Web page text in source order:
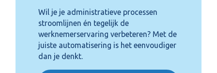
Wil je je administratieve processen
stroomlijnen én tegelijk de
werknemerservaring verbeteren? Met de
juiste automatisering is het eenvoudiger
dan je denkt.